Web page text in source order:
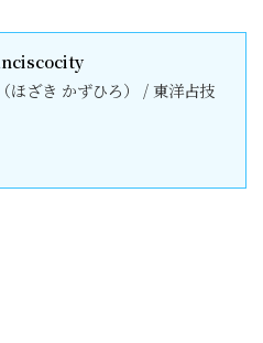
ほざき かずひろ） / 東洋占技